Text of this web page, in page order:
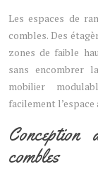
Les espaces de
combles. Des
zones de faible
sans encombrer
mobilier
facilement
combles